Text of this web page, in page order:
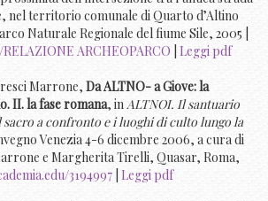
nel territorio comunale di Quarto d’Altino
Naturale Regionale del fiume Sile, 2005 |
ARCHEOPARCO Leggi pdf
Marrone, Da ALTNO- a Giove: la
II. la fase romana, inALTNOI. Il santuario
a confronto e i luoghi di culto lungo la
Venezia 4-6 dicembre 2006, a cura di
e Margherita Tirelli, Quasar, Roma,
3194997 Leggi pdf